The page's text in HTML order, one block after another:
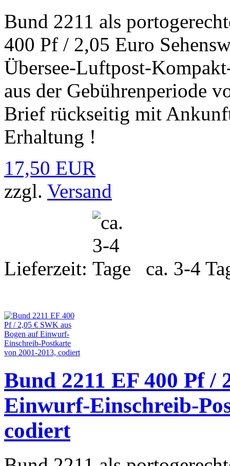
Bund 2211 als
400 Pf / 2,05 Euro
Übersee-Luftpost-
aus der Gebührenperiode
Brief rückseitig mit
Erhaltung !
17,50 EUR
zzgl. Versand
Lieferzeit: ca. 3-4
Bund 2211 EF 400 Pf /
Einwurf-Einschreib-
codiert